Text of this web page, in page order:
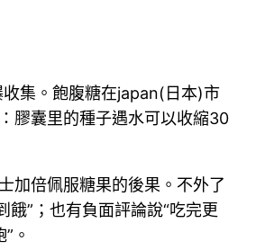
集。飽腹糖在japan(日本)市
膠囊里的種子遇水可以收縮30
加倍佩服糖果的後果。不外了
”；也有負面評論說“吃完更
。